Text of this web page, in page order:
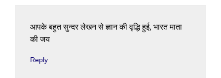
आपके बहुत सुन्दर लेखन से ज्ञान की वृद्धि हुई, भारत माता
की जय
Reply